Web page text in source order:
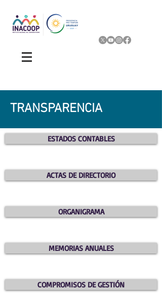
TRANSPARENCIA
ESTADOS CONTABLES
ACTAS DE DIRECTORIO
ORGANIGRAMA
MEMORIAS ANUALES
COMPROMISOS DE GESTIÓN